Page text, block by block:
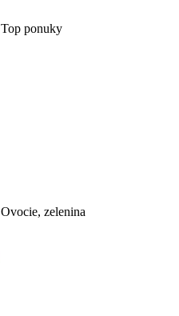
Top ponuky
Ovocie, zelenina